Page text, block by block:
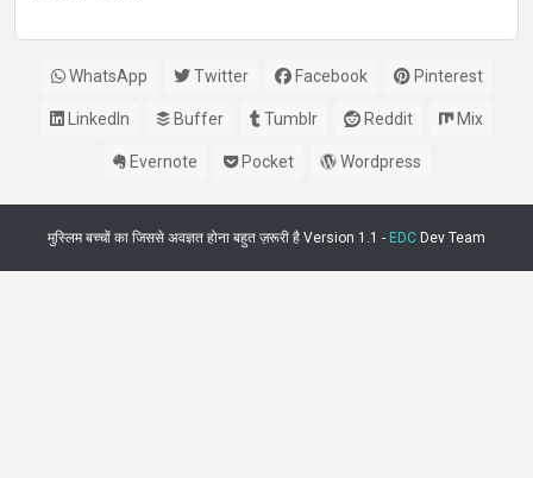
WhatsApp Twitter Facebook Pinterest
LinkedIn Buffer Tumblr Reddit Mix
Evernote Pocket Wordpress
मुस्लिम बच्चों का जिससे अवज्ञत होना बहुत ज़रूरी है Version 1.1 - EDC Dev Team